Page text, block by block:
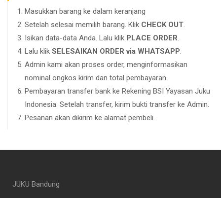
Masukkan barang ke dalam keranjang
Setelah selesai memilih barang. Klik CHECK OUT
Isikan data-data Anda. Lalu klik PLACE ORDER
Lalu klik SELESAIKAN ORDER via WHATSAPP
Admin kami akan proses order, menginformasikan
nominal ongkos kirim dan total pembayaran.
Pembayaran transfer bank ke Rekening BSI Yayasan Juku
Indonesia. Setelah transfer, kirim bukti transfer ke Admin.
Pesanan akan dikirim ke alamat pembeli.
JUKU Bandung